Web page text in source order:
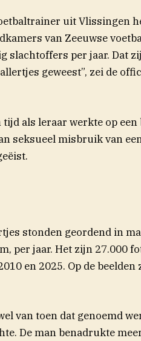
uit Vlissingen
van Zeeuwse
slachtoffers per jaar. Dat
geweest”, zei de
venster)
tijd als leraar werkte op
seksueel misbruik van
stonden geordend in
per jaar. Het zijn 27.000
en 2025. Op de beelden
van toen dat genoemd
De man benadrukte